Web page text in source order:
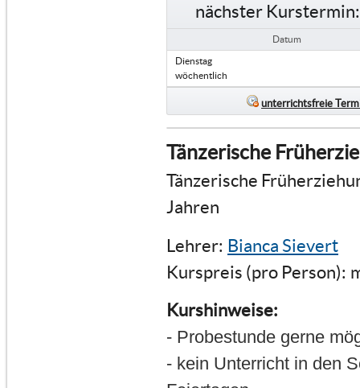
nächster Kurstermin:
Datum
Dienstag
wöchentlich
unterrichtsfreie
Tänzerische
Tänzerische
Jahren
Lehrer: Bianca Sievert
Kurspreis (pro Person):
Kurshinweise:
- Probestunde gerne
- kein Unterricht in den